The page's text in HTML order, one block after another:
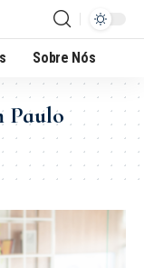
Sobre Nós
Paulo